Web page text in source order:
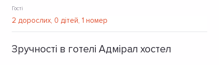
Гості
Зручності в готелі Адмірал хостел